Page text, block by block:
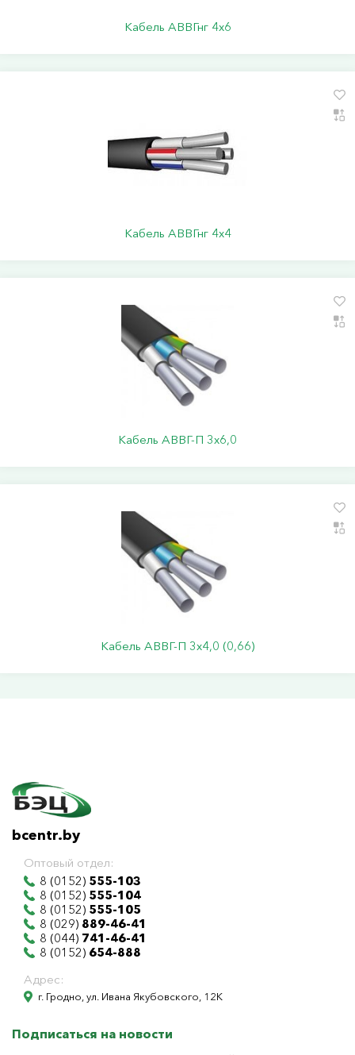
Кабель АВВГнг 4х6
Кабель АВВГнг 4х4
Кабель АВВГ-П 3х6,0
Кабель АВВГ-П 3х4,0 (0,66)
bcentr.by
Оптовый отдел:
8 (0152) 555-103
8 (0152) 555-104
8 (0152) 555-105
8 (029) 889-46-41
8 (044) 741-46-41
8 (0152) 654-888
Адрес:
г. Гродно, ул. Ивана Якубовского, 12К
Подписаться на новости